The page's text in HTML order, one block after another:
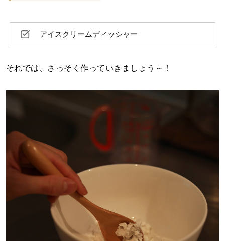
アイスクリームディッシャー
それでは、さっそく作っていきましょう～！